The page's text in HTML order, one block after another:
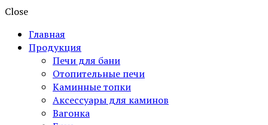
Close
Главная
Продукция
Печи для бани
Отопительные печи
Каминные топки
Аксессуары для каминов
Вагонка